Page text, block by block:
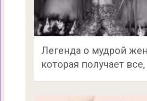
Легенда о мудрой
которая получает